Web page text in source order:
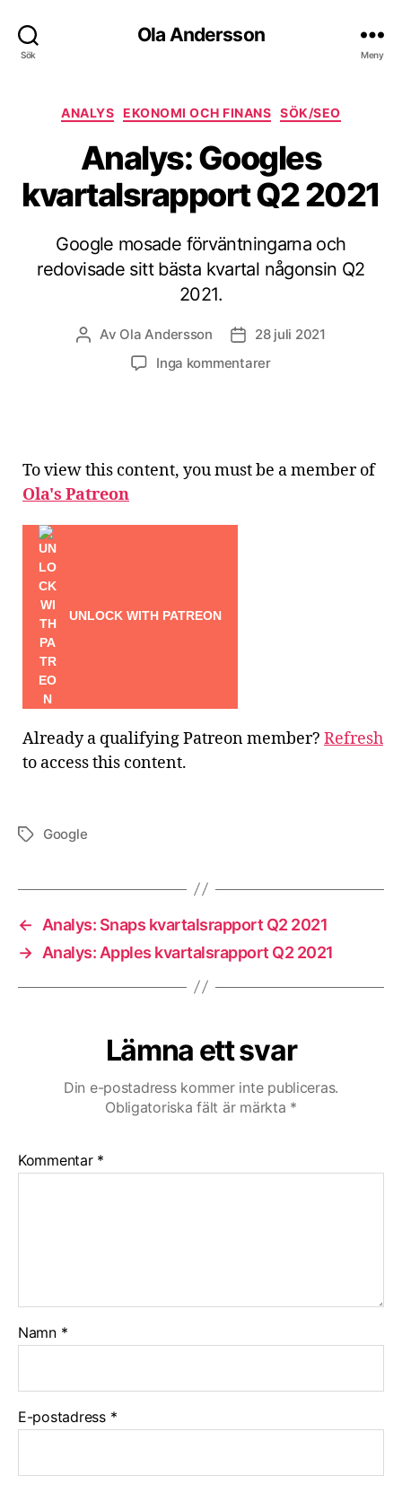
Sök
Ola Andersson
Meny
Kategorier
ANALYS EKONOMI OCH FINANS SÖK/SEO
Analys: Googles
kvartalsrapport Q2 2021
Google mosade förväntningarna och
redovisade sitt bästa kvartal någonsin Q2
2021.
Inläggsförfattare
Av Ola Andersson Inläggsdatum
28 juli 2021
Inga kommentarertill
To view this content, you must be a member of
Ola's Patreon
UNLOCK WITH PATREON
Already a qualifying Patreon member? Refresh
to access this content.
Etiketter
Google
←
Analys: Snaps kvartalsrapport Q2 2021
→ Analys: Apples kvartalsrapport Q2 2021
Lämna ett svar
Din e-postadress kommer inte publiceras.
Obligatoriska fält är märkta *
Kommentar *
Namn *
E-postadress *